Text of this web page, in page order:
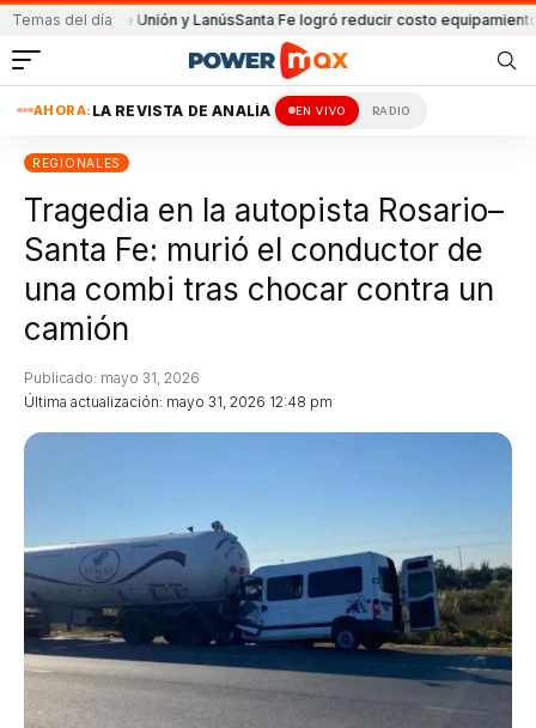
Temas del día
de Unión y LanúsSanta Fe logró reducir costo equipamiento
AHORA: LA REVISTA DE ANALÍA EN VIVO RADIO
REGIONALES
Tragedia en la autopista Rosario–
Santa Fe: murió el conductor de
una combi tras chocar contra un
camión
Última actualización: mayo 31, 2026 12:48 pm
Publicado: mayo 31, 2026